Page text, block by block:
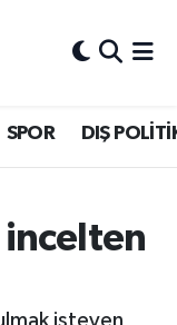
SPOR DIŞ
incelten